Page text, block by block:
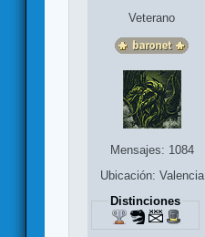
Veterano
Mensajes: 1084
Ubicación: Valencia
Distinciones